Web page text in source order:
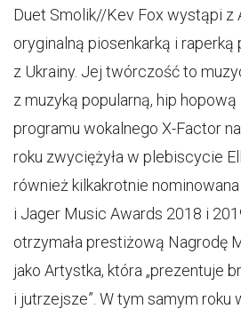
Duet Smolik//Kev Fox wystąpi z
oryginalną piosenkarką i
z Ukrainy. Jej twórczość to
z muzyką popularną, hip
programu wokalnego X-Factor
roku zwyciężyła w plebiscycie
również kilkakrotnie
i Jager Music Awards 2018 i
otrzymała prestiżową Nagrodę
jako Artystka, która „prezentuje
i jutrzejsze”. W tym samym roku